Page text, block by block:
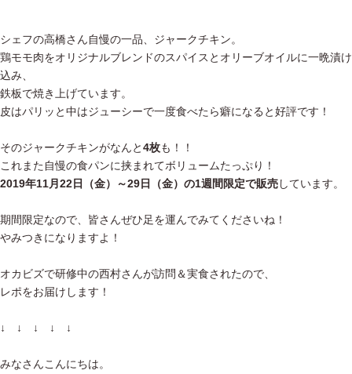
シェフの高橋さん自慢の一品、ジャークチキン。
鶏モモ肉をオリジナルブレンドのスパイスとオリーブオイルに一晩漬け
込み、
鉄板で焼き上げています。
皮はパリッと中はジューシーで一度食べたら癖になると好評です！
そのジャークチキンがなんと4枚も！！
これまた自慢の食パンに挟まれてボリュームたっぷり！
2019年11月22日（金）～29日（金）の1週間限定で販売しています。
期間限定なので、皆さんぜひ足を運んでみてくださいね！
やみつきになりますよ！
オカビズで研修中の西村さんが訪問＆実食されたので、
レポをお届けします！
↓ ↓ ↓ ↓ ↓
みなさんこんにちは。